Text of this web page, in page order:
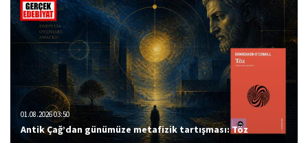
01.08.2026 03:50
Antik Çağ’dan günümüze metafizik tartışması: Töz